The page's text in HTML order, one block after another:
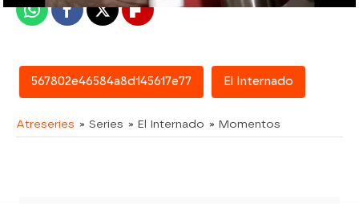
WhatsappFacebook
X Flipboard
567802e46584a8d145617e77 El Internado
Atreseries » Series » El Internado » Momentos